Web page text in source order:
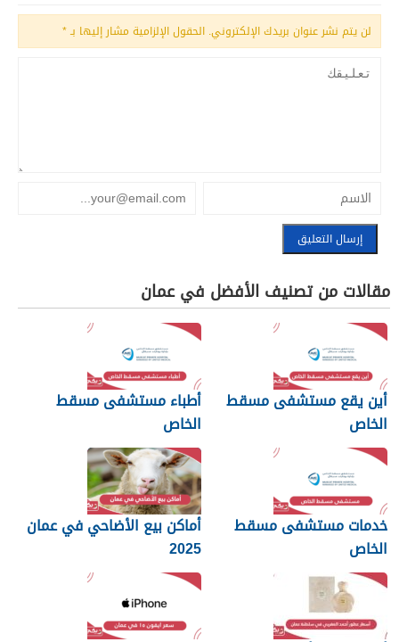
لن يتم نشر عنوان بريدك الإلكتروني. الحقول الإلزامية مشار إليها بـ*
مقالات من تصنيف الأفضل في عمان
أين يقع مستشفى مسقط
الخاص
أطباء مستشفى مسقط
الخاص
خدمات مستشفى مسقط
الخاص
أماكن بيع الأضاحي في عمان
2025